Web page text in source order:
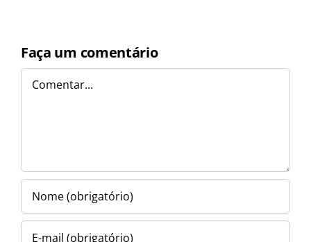
Faça um comentário
Comentar